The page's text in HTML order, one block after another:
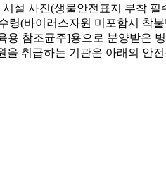
설 사진(생물안전표지 부착
령(바이러스자원 미포함시 착
참조균주]용으로 분양받은
취급하는 기관은 아래의 안